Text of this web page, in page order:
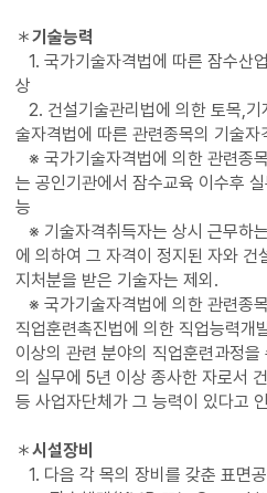
＊기술능력
1. 국가기술자격법에 따른 잠수산
상
2. 건설기술관리법에 의한 토목,기
술자격법에 따른 관련종목의 기술자
※ 국가기술자격법에 의한 관련종
는 공인기관에서 잠수교육 이수후
능
※ 기술자격취득자는 상시 근무하
에 의하여 그 자격이 정지된 자와 건
지처분을 받은 기술자는 제외.
※ 국가기술자격법에 의한 관련종
직업훈련촉진법에 의한 직업능력개
이상의 관련 분야의 직업훈련과정
의 실무에 5년 이상 종사한 자로서
등 사업자단체가 그 능력이 있다고
＊시설장비
1. 다음 각 목의 장비를 갖춘 표면